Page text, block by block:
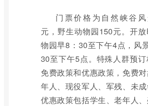
门票价格为自然峡谷
元，野生动物园150元。开
物园早8：30至下午4点，风
30至下午5点。特殊人群预
免费政策和优惠政策，免费
年人、现役军人、军残、未成
优惠政策包括学生、老年人、